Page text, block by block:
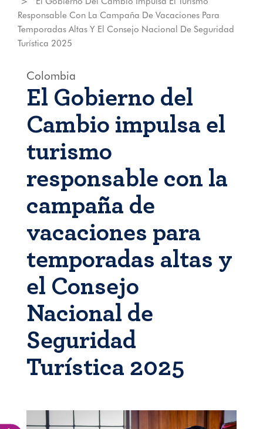
Responsable Con La Campaña De Vacaciones Para
Temporadas Altas Y El Consejo Nacional De Seguridad
Turística 2025
Colombia
El Gobierno del
Cambio impulsa el
turismo
responsable con la
campaña de
vacaciones para
temporadas altas y
el Consejo
Nacional de
Seguridad
Turística 2025